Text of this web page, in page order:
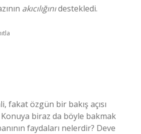
akıcılığınıdestekledi.
fakat özgün bir bakış açısı
biraz da böyle bakmak
faydaları nelerdir? Deve